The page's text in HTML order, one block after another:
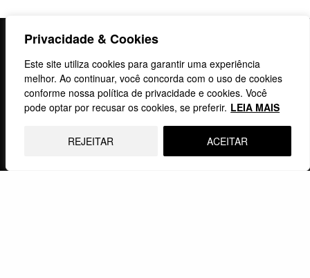
Privacidade & Cookies
Este site utiliza cookies para garantir uma experiência
melhor. Ao continuar, você concorda com o uso de cookies
conforme nossa política de privacidade e cookies. Você
pode optar por recusar os cookies, se preferir. LEIA MAIS
REJEITAR ACEITAR
Instituto Mosaico
CNPJ: 27.736.266/0001-53
Avenida Beira Mar
Centro, Rio de Janeiro, RJ